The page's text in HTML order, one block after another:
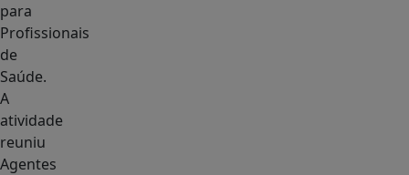
para
Profissionais
de
Saúde.
A
atividade
reuniu
Agentes